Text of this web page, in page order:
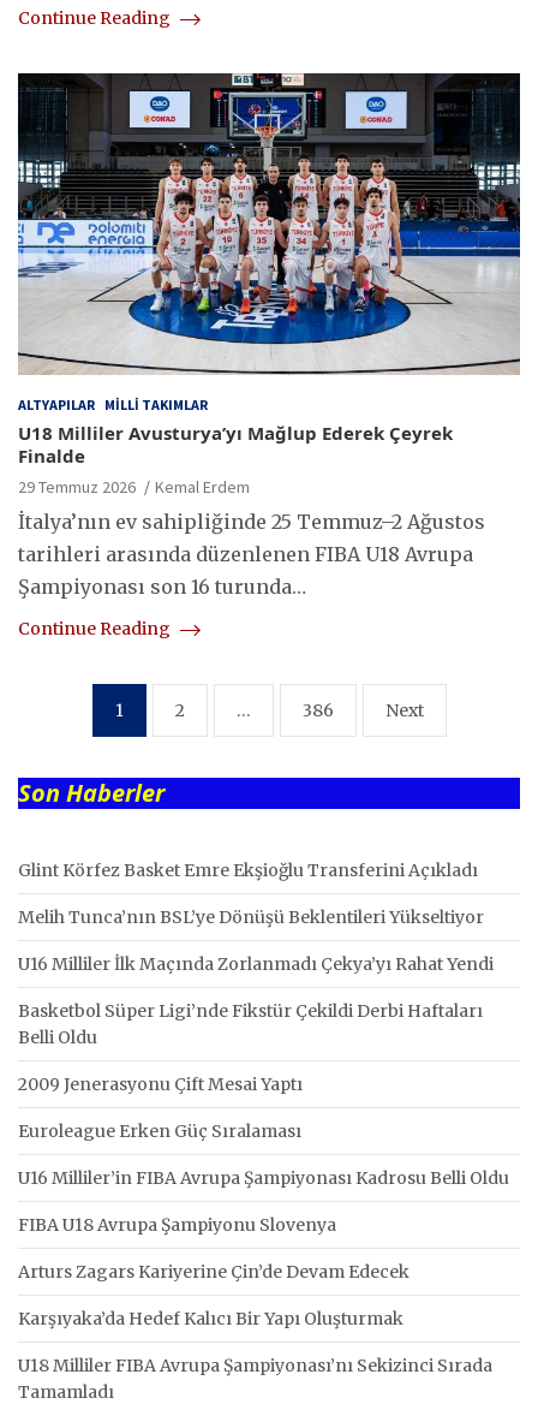
Continue Reading
ALTYAPILAR MILLI TAKIMLAR
U18 Milliler Avusturya’yı Mağlup Ederek Çeyrek
Finalde
29 Temmuz 2026 Kemal Erdem
İtalya’nın ev sahipliğinde 25 Temmuz–2 Ağustos
tarihleri arasında düzenlenen FIBA U18 Avrupa
Şampiyonası son 16 turunda…
Continue Reading
sayfalaması
1 2 … 386 Next
Son Haberler
Glint Körfez Basket Emre Ekşioğlu Transferini Açıkladı
Melih Tunca’nın BSL’ye Dönüşü Beklentileri Yükseltiyor
U16 Milliler İlk Maçında Zorlanmadı Çekya’yı Rahat Yendi
Basketbol Süper Ligi’nde Fikstür Çekildi Derbi Haftaları
Belli Oldu
2009 Jenerasyonu Çift Mesai Yaptı
Euroleague Erken Güç Sıralaması
U16 Milliler’in FIBA Avrupa Şampiyonası Kadrosu Belli Oldu
FIBA U18 Avrupa Şampiyonu Slovenya
Arturs Zagars Kariyerine Çin’de Devam Edecek
Karşıyaka’da Hedef Kalıcı Bir Yapı Oluşturmak
U18 Milliler FIBA Avrupa Şampiyonası’nı Sekizinci Sırada
Tamamladı